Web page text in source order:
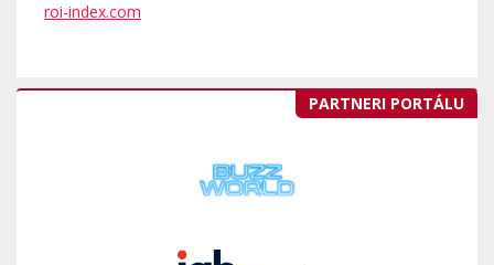
roi-index.com
PARTNERI PORTÁLU